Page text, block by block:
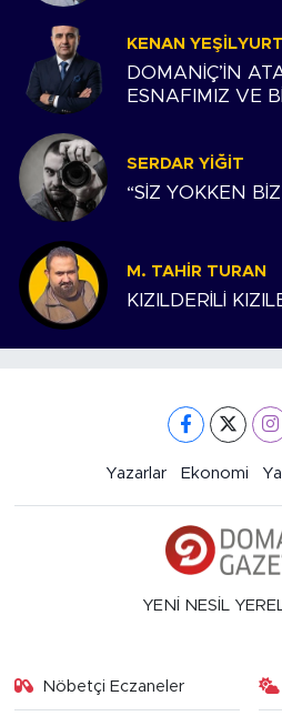
KENAN YEŞILYURT
DOMANİÇ’İN
ESNAFIMIZ VE
SERDAR YIĞIT
“SİZ YOKKEN
M. TAHIR TURAN
KIZILDERİLİ
Yazarlar Ekonomi
YENİ NESİL
Nöbetçi Eczaneler